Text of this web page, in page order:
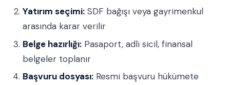
Yatırım seçimi: SDF bağışı veya gayrimenkul
arasında karar verilir
Belge hazırlığı: Pasaport, adli sicil, finansal
belgeler toplanır
Başvuru dosyası: Resmi başvuru hükümete